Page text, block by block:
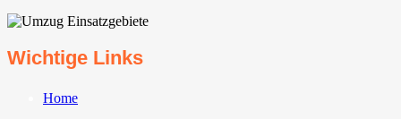
Wichtige Links
Home